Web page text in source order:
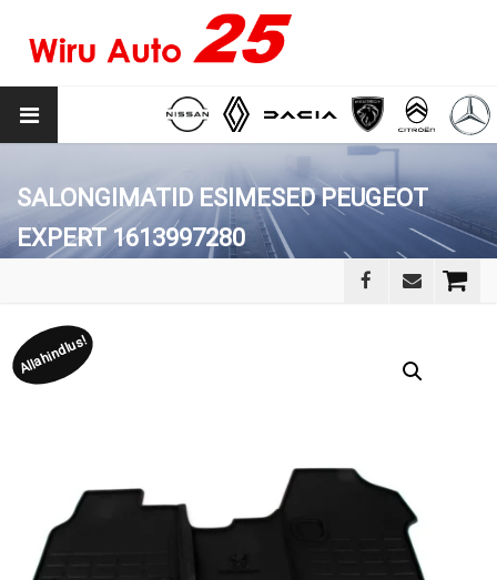
SALONGIMATID ESIMESED PEUGEOT
EXPERT 1613997280
Allahindlus!